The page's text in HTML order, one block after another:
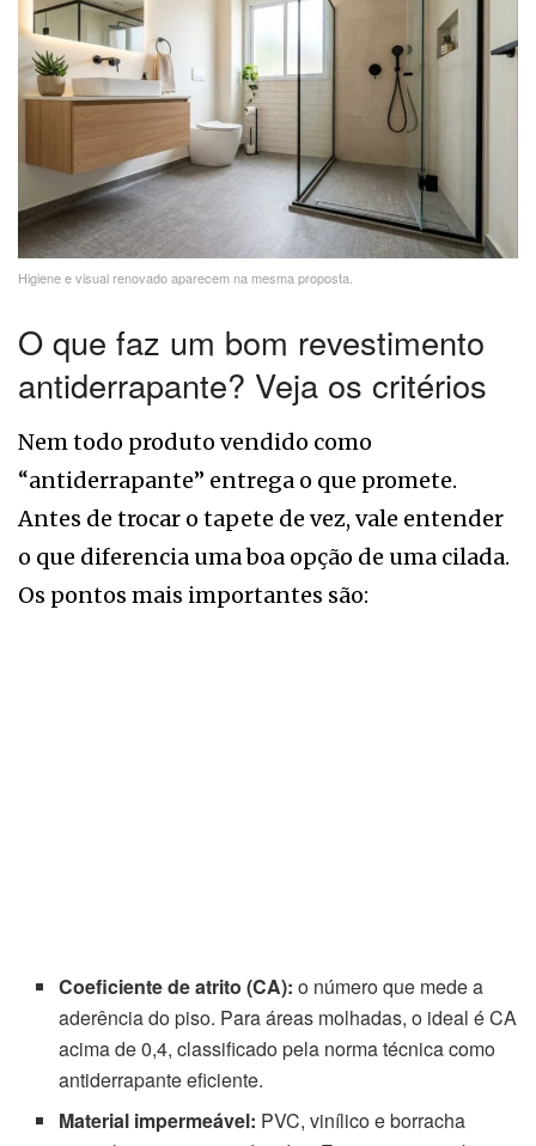
Higiene e visual renovado aparecem na mesma proposta.
O que faz um bom revestimento
antiderrapante? Veja os critérios
Nem todo produto vendido como
“antiderrapante” entrega o que promete.
Antes de trocar o tapete de vez, vale entender
o que diferencia uma boa opção de uma cilada.
Os pontos mais importantes são:
Coeficiente de atrito (CA): o número que mede a
aderência do piso. Para áreas molhadas, o ideal é CA
acima de 0,4, classificado pela norma técnica como
antiderrapante eficiente.
Material impermeável: PVC, vinílico e borracha